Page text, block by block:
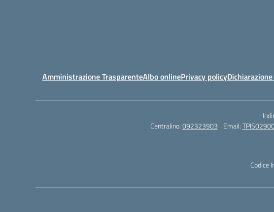
Amministrazione TrasparenteAlbo onlinePrivacy policy
Centralino:092323903 Email:
Codice